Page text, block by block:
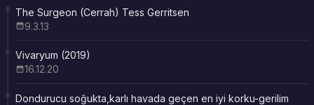
The Surgeon (Cerrah) Tess Gerritsen
9.3.13
Vivaryum (2019)
16.12.20
Dondurucu soğukta,karlı havada geçen en iyi korku-gerilim